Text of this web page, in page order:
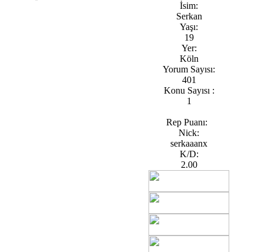
İsim:
Serkan
Yaşı:
19
Yer:
Köln
Yorum Sayısı:
401
Konu Sayısı :
1
Rep Puanı:
Nick:
serkaaanx
K/D:
2.00